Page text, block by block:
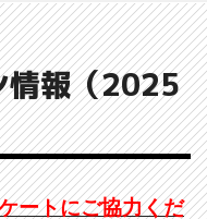
情報（2025
ートにご協力くだ